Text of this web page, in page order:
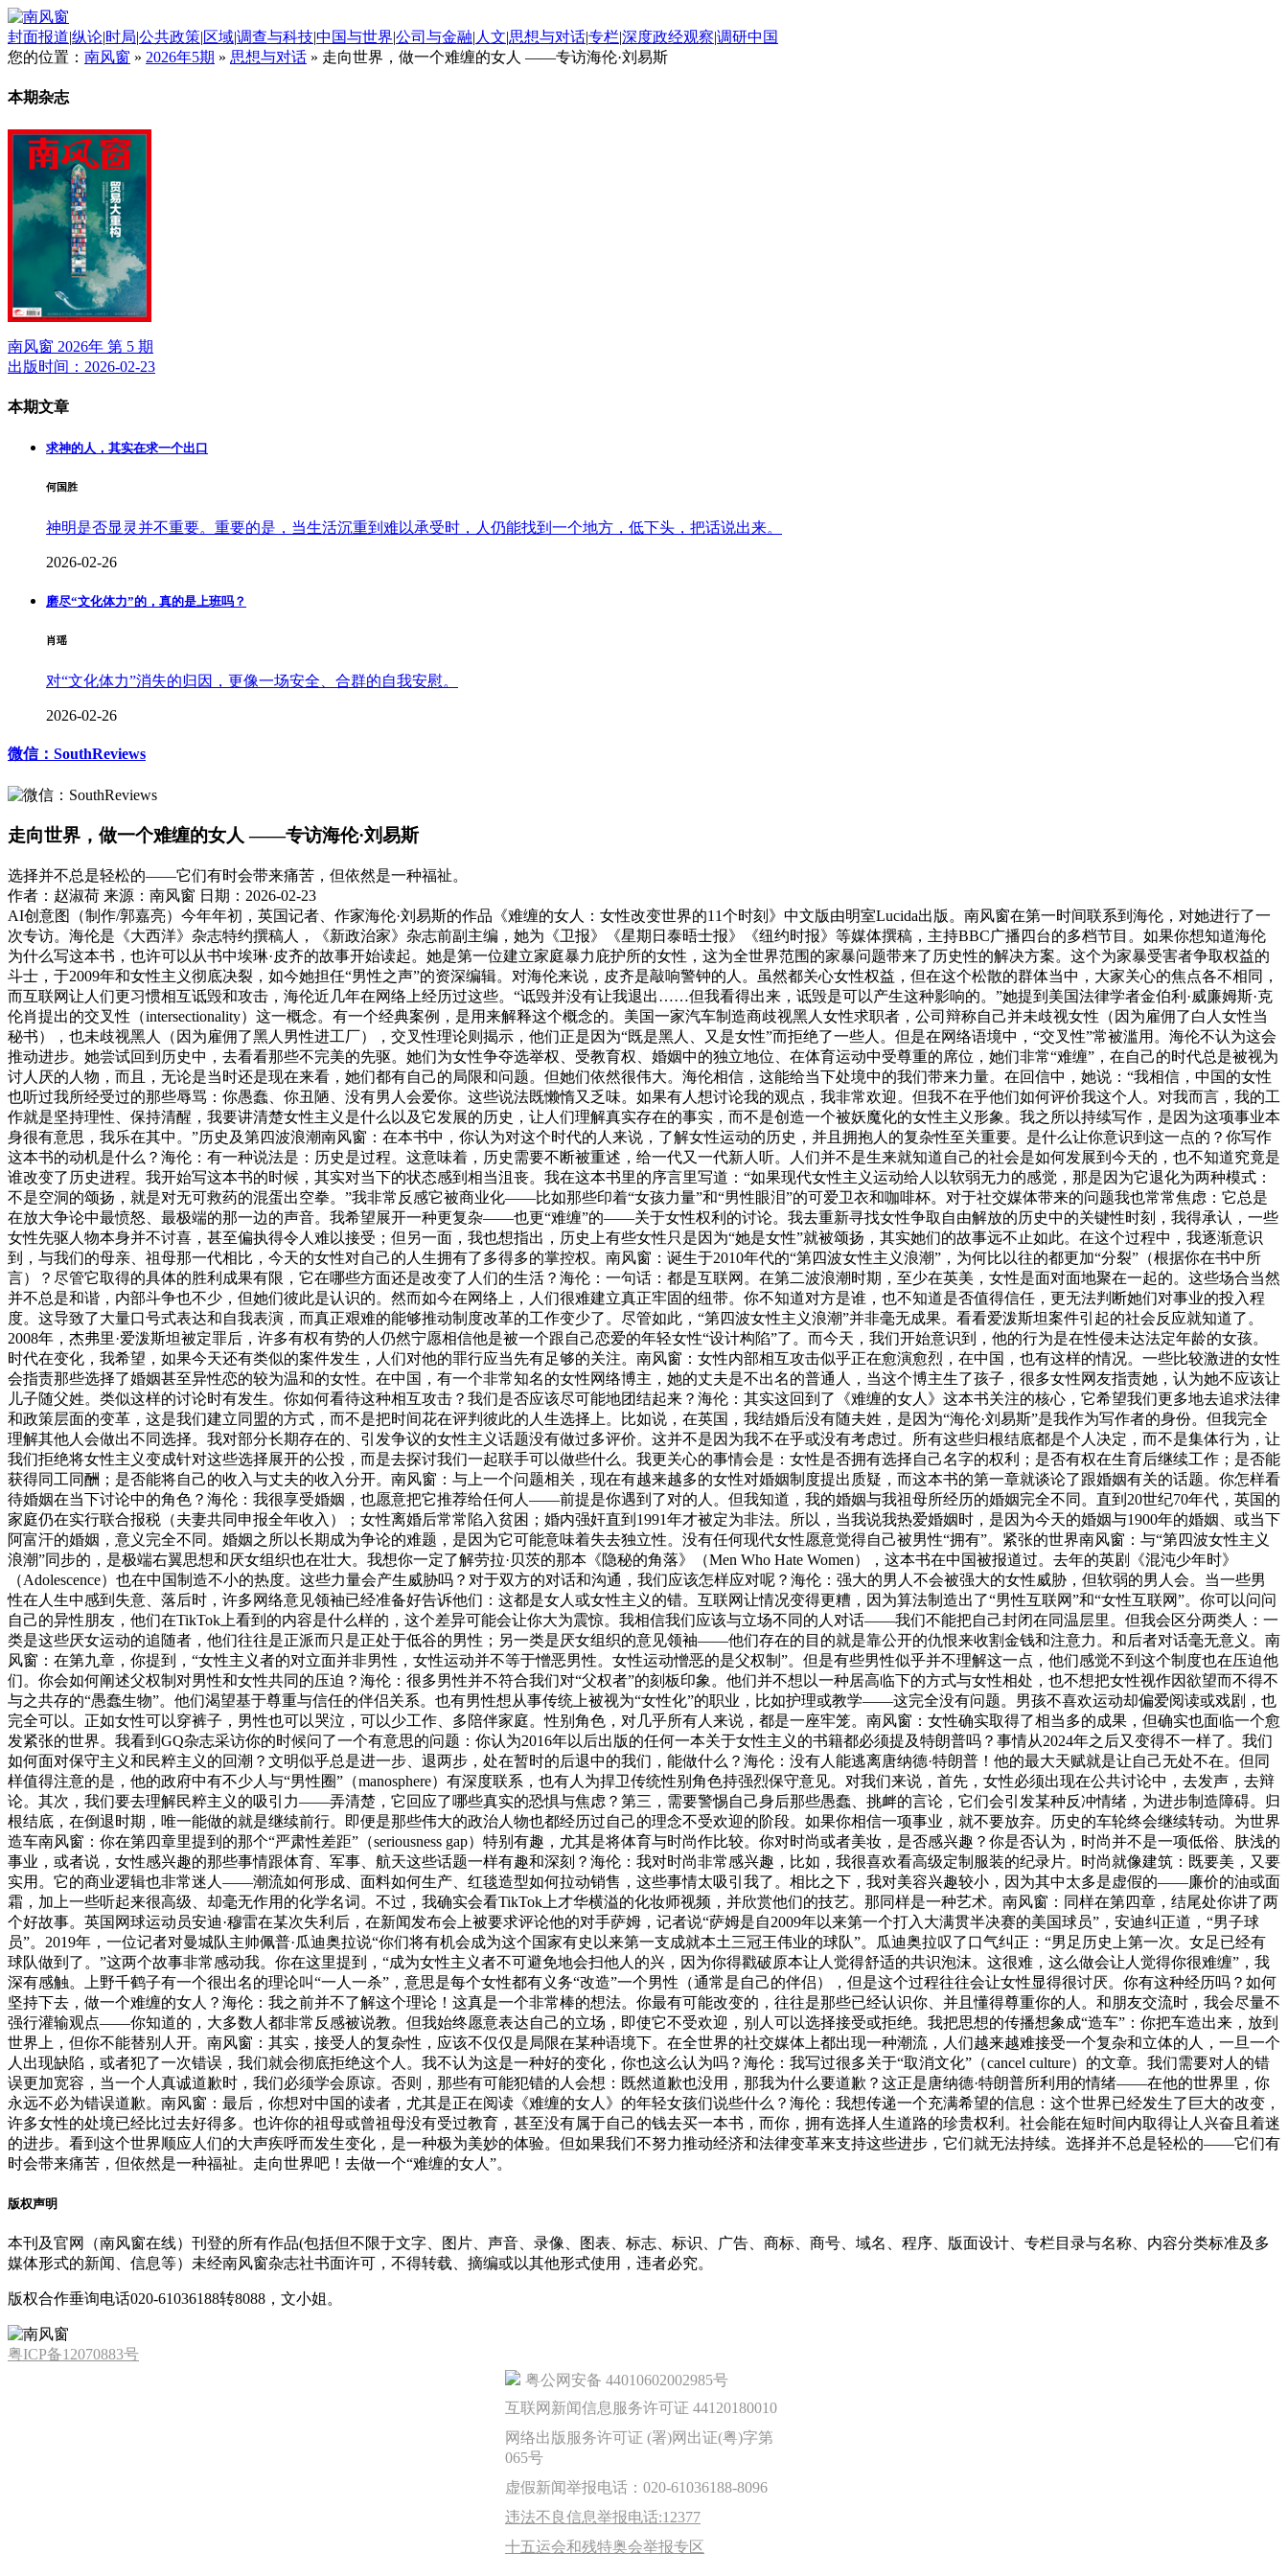
封面报道|纵论|时局|公共政策|区域|调查与科技|中国与世界|公司与金融| 人文|思想与对话|专栏|深度政经观察|调研中国
您的位置： 南风窗 » 2026年5期 » 思想与对话 » 走向世界，做一个难缠的女人 ——专访海伦·刘易斯
本期杂志
南风窗 2026年 第 5 期
出版时间：2026-02-23
本期文章
求神的人，其实在求一个出口
何国胜
神明是否显灵并不重要。重要的是，当生活沉重到难以承受时，人仍能找到一个地方，低下头，把话说出来。
2026-02-26
磨尽“文化体力”的，真的是上班吗？
肖瑶
对“文化体力”消失的归因，更像一场安全、合群的自我安慰。
2026-02-26
微信：SouthReviews
走向世界，做一个难缠的女人 ——专访海伦·刘易斯
选择并不总是轻松的——它们有时会带来痛苦，但依然是一种福祉。
作者：赵淑荷 来源：南风窗 日期：2026-02-23
AI创意图（制作/郭嘉亮）今年年初，英国记者、作家海伦·刘易斯的作品《难缠的女人：女性改变世界的11个时刻》中文版由明室Lucida出版。南风窗在第一时间联系到海伦，对她进行了一
次专访。海伦是《大西洋》杂志特约撰稿人，《新政治家》杂志前副主编，她为《卫报》《星期日泰晤士报》《纽约时报》等媒体撰稿，主持BBC广播四台的多档节目。如果你想知道海伦
为什么写这本书，也许可以从书中埃琳·皮齐的故事开始读起。她是第一位建立家庭暴力庇护所的女性，这为全世界范围的家暴问题带来了历史性的解决方案。这个为家暴受害者争取权益的
斗士，于2009年和女性主义彻底决裂，如今她担任“男性之声”的资深编辑。对海伦来说，皮齐是敲响警钟的人。虽然都关心女性权益，但在这个松散的群体当中，大家关心的焦点各不相同，
而互联网让人们更习惯相互诋毁和攻击，海伦近几年在网络上经历过这些。“诋毁并没有让我退出……但我看得出来，诋毁是可以产生这种影响的。”她提到美国法律学者金伯利·威廉姆斯·克
伦肖提出的交叉性（intersectionality）这一概念。有一个经典案例，是用来解释这个概念的。美国一家汽车制造商歧视黑人女性求职者，公司辩称自己并未歧视女性（因为雇佣了白人女性当
秘书），也未歧视黑人（因为雇佣了黑人男性进工厂），交叉性理论则揭示，他们正是因为“既是黑人、又是女性”而拒绝了一些人。但是在网络语境中，“交叉性”常被滥用。海伦不认为这会
推动进步。她尝试回到历史中，去看看那些不完美的先驱。她们为女性争夺选举权、受教育权、婚姻中的独立地位、在体育运动中受尊重的席位，她们非常“难缠”，在自己的时代总是被视为
讨人厌的人物，而且，无论是当时还是现在来看，她们都有自己的局限和问题。但她们依然很伟大。海伦相信，这能给当下处境中的我们带来力量。在回信中，她说：“我相信，中国的女性
也听过我所经受过的那些辱骂：你愚蠢、你丑陋、没有男人会爱你。这些说法既懒惰又乏味。如果有人想讨论我的观点，我非常欢迎。但我不在乎他们如何评价我这个人。对我而言，我的工
作就是坚持理性、保持清醒，我要讲清楚女性主义是什么以及它发展的历史，让人们理解真实存在的事实，而不是创造一个被妖魔化的女性主义形象。我之所以持续写作，是因为这项事业本
身很有意思，我乐在其中。”历史及第四波浪潮南风窗：在本书中，你认为对这个时代的人来说，了解女性运动的历史，并且拥抱人的复杂性至关重要。是什么让你意识到这一点的？你写作
这本书的动机是什么？海伦：有一种说法是：历史是过程。这意味着，历史需要不断被重述，给一代又一代新人听。人们并不是生来就知道自己的社会是如何发展到今天的，也不知道究竟是
谁改变了历史进程。我开始写这本书的时候，其实对当下的状态感到相当沮丧。我在这本书里的序言里写道：“如果现代女性主义运动给人以软弱无力的感觉，那是因为它退化为两种模式：
不是空洞的颂扬，就是对无可救药的混蛋出空拳。”我非常反感它被商业化——比如那些印着“女孩力量”和“男性眼泪”的可爱卫衣和咖啡杯。对于社交媒体带来的问题我也常常焦虑：它总是
在放大争论中最愤怒、最极端的那一边的声音。我希望展开一种更复杂——也更“难缠”的——关于女性权利的讨论。我去重新寻找女性争取自由解放的历史中的关键性时刻，我得承认，一些
女性先驱人物本身并不讨喜，甚至偏执得令人难以接受；但另一面，我也想指出，历史上有些女性只是因为“她是女性”就被颂扬，其实她们的故事远不止如此。在这个过程中，我逐渐意识
到，与我们的母亲、祖母那一代相比，今天的女性对自己的人生拥有了多得多的掌控权。南风窗：诞生于2010年代的“第四波女性主义浪潮”，为何比以往的都更加“分裂”（根据你在书中所
言）？尽管它取得的具体的胜利成果有限，它在哪些方面还是改变了人们的生活？海伦：一句话：都是互联网。在第二波浪潮时期，至少在英美，女性是面对面地聚在一起的。这些场合当然
并不总是和谐，内部斗争也不少，但她们彼此是认识的。然而如今在网络上，人们很难建立真正牢固的纽带。你不知道对方是谁，也不知道是否值得信任，更无法判断她们对事业的投入程
度。这导致了大量口号式表达和自我表演，而真正艰难的能够推动制度改革的工作变少了。尽管如此，“第四波女性主义浪潮”并非毫无成果。看看爱泼斯坦案件引起的社会反应就知道了。
2008年，杰弗里·爱泼斯坦被定罪后，许多有权有势的人仍然宁愿相信他是被一个跟自己恋爱的年轻女性“设计构陷”了。而今天，我们开始意识到，他的行为是在性侵未达法定年龄的女孩。
时代在变化，我希望，如果今天还有类似的案件发生，人们对他的罪行应当先有足够的关注。南风窗：女性内部相互攻击似乎正在愈演愈烈，在中国，也有这样的情况。一些比较激进的女性
会指责那些选择了婚姻甚至异性恋的较为温和的女性。在中国，有一个非常知名的女性网络博主，她的丈夫是不出名的普通人，当这个博主生了孩子，很多女性网友指责她，认为她不应该让
儿子随父姓。类似这样的讨论时有发生。你如何看待这种相互攻击？我们是否应该尽可能地团结起来？海伦：其实这回到了《难缠的女人》这本书关注的核心，它希望我们更多地去追求法律
和政策层面的变革，这是我们建立同盟的方式，而不是把时间花在评判彼此的人生选择上。比如说，在英国，我结婚后没有随夫姓，是因为“海伦·刘易斯”是我作为写作者的身份。但我完全
理解其他人会做出不同选择。我对部分长期存在的、引发争议的女性主义话题没有做过多评价。这并不是因为我不在乎或没有考虑过。所有这些归根结底都是个人决定，而不是集体行为，让
我们拒绝将女性主义变成针对这些选择展开的公投，而是去探讨我们一起联手可以做些什么。我更关心的事情会是：女性是否拥有选择自己名字的权利；是否有权在生育后继续工作；是否能
获得同工同酬；是否能将自己的收入与丈夫的收入分开。南风窗：与上一个问题相关，现在有越来越多的女性对婚姻制度提出质疑，而这本书的第一章就谈论了跟婚姻有关的话题。你怎样看
待婚姻在当下讨论中的角色？海伦：我很享受婚姻，也愿意把它推荐给任何人——前提是你遇到了对的人。但我知道，我的婚姻与我祖母所经历的婚姻完全不同。直到20世纪70年代，英国的
家庭仍在实行联合报税（夫妻共同申报全年收入）；女性离婚后常常陷入贫困；婚内强奸直到1991年才被定为非法。所以，当我说我热爱婚姻时，是因为今天的婚姻与1900年的婚姻、或当下
阿富汗的婚姻，意义完全不同。婚姻之所以长期成为争论的难题，是因为它可能意味着失去独立性。没有任何现代女性愿意觉得自己被男性“拥有”。紧张的世界南风窗：与“第四波女性主义
浪潮”同步的，是极端右翼思想和厌女组织也在壮大。我想你一定了解劳拉·贝茨的那本《隐秘的角落》（Men Who Hate Women），这本书在中国被报道过。去年的英剧《混沌少年时》
（Adolescence）也在中国制造不小的热度。这些力量会产生威胁吗？对于双方的对话和沟通，我们应该怎样应对呢？海伦：强大的男人不会被强大的女性威胁，但软弱的男人会。当一些男
性在人生中感到失意、落后时，许多网络意见领袖已经准备好告诉他们：这都是女人或女性主义的错。互联网让情况变得更糟，因为算法制造出了“男性互联网”和“女性互联网”。你可以问问
自己的异性朋友，他们在TikTok上看到的内容是什么样的，这个差异可能会让你大为震惊。我相信我们应该与立场不同的人对话——我们不能把自己封闭在同温层里。但我会区分两类人：一
类是这些厌女运动的追随者，他们往往是正派而只是正处于低谷的男性；另一类是厌女组织的意见领袖——他们存在的目的就是靠公开的仇恨来收割金钱和注意力。和后者对话毫无意义。南
风窗：在第九章，你提到，“女性主义者的对立面并非男性，女性运动并不等于憎恶男性。女性运动憎恶的是父权制”。但是有些男性似乎并不理解这一点，他们感觉不到这个制度也在压迫他
们。你会如何阐述父权制对男性和女性共同的压迫？海伦：很多男性并不符合我们对“父权者”的刻板印象。他们并不想以一种居高临下的方式与女性相处，也不想把女性视作因欲望而不得不
与之共存的“愚蠢生物”。他们渴望基于尊重与信任的伴侣关系。也有男性想从事传统上被视为“女性化”的职业，比如护理或教学——这完全没有问题。男孩不喜欢运动却偏爱阅读或戏剧，也
完全可以。正如女性可以穿裤子，男性也可以哭泣，可以少工作、多陪伴家庭。性别角色，对几乎所有人来说，都是一座牢笼。南风窗：女性确实取得了相当多的成果，但确实也面临一个愈
发紧张的世界。我看到GQ杂志采访你的时候问了一个有意思的问题：你认为2016年以后出版的任何一本关于女性主义的书籍都必须提及特朗普吗？事情从2024年之后又变得不一样了。我们
如何面对保守主义和民粹主义的回潮？文明似乎总是进一步、退两步，处在暂时的后退中的我们，能做什么？海伦：没有人能逃离唐纳德·特朗普！他的最大天赋就是让自己无处不在。但同
样值得注意的是，他的政府中有不少人与“男性圈”（manosphere）有深度联系，也有人为捍卫传统性别角色持强烈保守意见。对我们来说，首先，女性必须出现在公共讨论中，去发声，去辩
论。其次，我们要去理解民粹主义的吸引力——弄清楚，它回应了哪些真实的恐惧与焦虑？第三，需要警惕自己身后那些愚蠢、挑衅的言论，它们会引发某种反冲情绪，为进步制造障碍。归
根结底，在倒退时期，唯一能做的就是继续前行。即便是那些伟大的政治人物也都经历过自己的理念不受欢迎的阶段。如果你相信一项事业，就不要放弃。历史的车轮终会继续转动。为世界
造车南风窗：你在第四章里提到的那个“严肃性差距”（seriousness gap）特别有趣，尤其是将体育与时尚作比较。你对时尚或者美妆，是否感兴趣？你是否认为，时尚并不是一项低俗、肤浅的
事业，或者说，女性感兴趣的那些事情跟体育、军事、航天这些话题一样有趣和深刻？海伦：我对时尚非常感兴趣，比如，我很喜欢看高级定制服装的纪录片。时尚就像建筑：既要美，又要
实用。它的商业逻辑也非常迷人——潮流如何形成、面料如何生产、红毯造型如何拉动销售，这些事情太吸引我了。相比之下，我对美容兴趣较小，因为其中太多是虚假的——廉价的油或面
霜，加上一些听起来很高级、却毫无作用的化学名词。不过，我确实会看TikTok上才华横溢的化妆师视频，并欣赏他们的技艺。那同样是一种艺术。南风窗：同样在第四章，结尾处你讲了两
个好故事。英国网球运动员安迪·穆雷在某次失利后，在新闻发布会上被要求评论他的对手萨姆，记者说“萨姆是自2009年以来第一个打入大满贯半决赛的美国球员”，安迪纠正道，“男子球
员”。2019年，一位记者对曼城队主帅佩普·瓜迪奥拉说“你们将有机会成为这个国家有史以来第一支成就本土三冠王伟业的球队”。瓜迪奥拉叹了口气纠正：“男足历史上第一次。女足已经有
球队做到了。”这两个故事非常感动我。你在这里提到，“成为女性主义者不可避免地会扫他人的兴，因为你得戳破原本让人觉得舒适的共识泡沫。这很难，这么做会让人觉得你很难缠”，我
深有感触。上野千鹤子有一个很出名的理论叫“一人一杀”，意思是每个女性都有义务“改造”一个男性（通常是自己的伴侣），但是这个过程往往会让女性显得很讨厌。你有这种经历吗？如何
坚持下去，做一个难缠的女人？海伦：我之前并不了解这个理论！这真是一个非常棒的想法。你最有可能改变的，往往是那些已经认识你、并且懂得尊重你的人。和朋友交流时，我会尽量不
强行灌输观点——你知道的，大多数人都非常反感被说教。但我始终愿意表达自己的立场，即使它不受欢迎，别人可以选择接受或拒绝。我把思想的传播想象成“造车”：你把车造出来，放到
世界上，但你不能替别人开。南风窗：其实，接受人的复杂性，应该不仅仅是局限在某种语境下。在全世界的社交媒体上都出现一种潮流，人们越来越难接受一个复杂和立体的人，一旦一个
人出现缺陷，或者犯了一次错误，我们就会彻底拒绝这个人。我不认为这是一种好的变化，你也这么认为吗？海伦：我写过很多关于“取消文化”（cancel culture）的文章。我们需要对人的错
误更加宽容，当一个人真诚道歉时，我们必须学会原谅。否则，那些有可能犯错的人会想：既然道歉也没用，那我为什么要道歉？这正是唐纳德·特朗普所利用的情绪——在他的世界里，你
永远不必为错误道歉。南风窗：最后，你想对中国的读者，尤其是正在阅读《难缠的女人》的年轻女孩们说些什么？海伦：我想传递一个充满希望的信息：这个世界已经发生了巨大的改变，
许多女性的处境已经比过去好得多。也许你的祖母或曾祖母没有受过教育，甚至没有属于自己的钱去买一本书，而你，拥有选择人生道路的珍贵权利。社会能在短时间内取得让人兴奋且着迷
的进步。看到这个世界顺应人们的大声疾呼而发生变化，是一种极为美妙的体验。但如果我们不努力推动经济和法律变革来支持这些进步，它们就无法持续。选择并不总是轻松的——它们有
时会带来痛苦，但依然是一种福祉。走向世界吧！去做一个“难缠的女人”。
版权声明
本刊及官网（南风窗在线）刊登的所有作品(包括但不限于文字、图片、声音、录像、图表、标志、标识、广告、商标、商号、域名、程序、版面设计、专栏目录与名称、内容分类标准及多
媒体形式的新闻、信息等）未经南风窗杂志社书面许可，不得转载、摘编或以其他形式使用，违者必究。
版权合作垂询电话020-61036188转8088，文小姐。
粤ICP备12070883号
粤公网安备 44010602002985号
互联网新闻信息服务许可证 44120180010
网络出版服务许可证 (署)网出证(粤)字第
065号
虚假新闻举报电话：020-61036188-8096
违法不良信息举报电话:12377
十五运会和残特奥会举报专区